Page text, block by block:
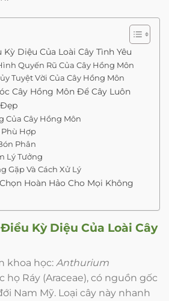
Diệu Của Loài Cây Tình Yêu
Quyến Rũ Của Cây Hồng Môn
Tuyệt Vời Của Cây Hồng Môn
Cây Hồng Môn Để Cây Luôn
Đẹp
Của Cây Hồng Môn
Hợp
Phân
Lý Tưởng
Gặp Và Cách Xử Lý
Hoàn Hảo Cho Mọi Không
Kỳ Diệu Của Loài Cây
khoa học: Anthurium
họ Ráy (Araceae), có nguồn gốc
Nam Mỹ. Loại cây này nhanh